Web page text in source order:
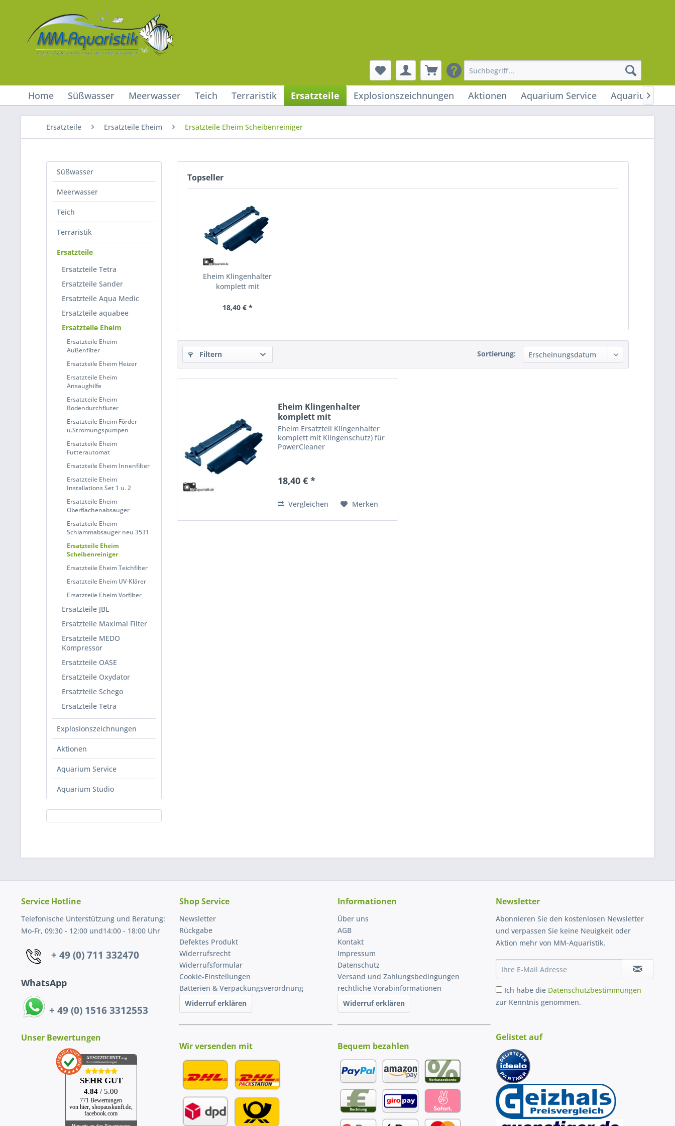
Home Süßwasser Meerwasser Teich Terraristik Ersatzteile Explosionszeichnungen Aktionen Aquarium Service Aquarium

Ersatzteile Ersatzteile Eheim Ersatzteile Eheim Scheibenreiniger
Süßwasser
Meerwasser
Teich
Terraristik
Ersatzteile
Ersatzteile Tetra
Ersatzteile Sander
Ersatzteile Aqua Medic
Ersatzteile aquabee
Ersatzteile Eheim
Ersatzteile Eheim
Außenfilter
Ersatzteile Eheim Heizer
Ersatzteile Eheim
Ansaughilfe
Ersatzteile Eheim
Bodendurchfluter
Ersatzteile Eheim Förder
u.Strömungspumpen
Ersatzteile Eheim
Futterautomat
Ersatzteile Eheim Innenfilter
Ersatzteile Eheim
Installations Set 1 u. 2
Ersatzteile Eheim
Oberflächenabsauger
Ersatzteile Eheim
Schlammabsauger neu 3531
Ersatzteile Eheim
Scheibenreiniger
Ersatzteile Eheim Teichfilter
Ersatzteile Eheim UV-Klärer
Ersatzteile Eheim Vorfilter
Ersatzteile JBL
Ersatzteile Maximal Filter
Ersatzteile MEDO
Kompressor
Ersatzteile OASE
Ersatzteile Oxydator
Ersatzteile Schego
Ersatzteile Tetra
Explosionszeichnungen
Aktionen
Aquarium Service
Aquarium Studio
Topseller
Eheim Klingenhalter
komplett mit
18,40 € *
Filtern Sortierung:
Eheim Klingenhalter
komplett mit
Klingenschutz...
Eheim Ersatzteil Klingenhalter
komplett mit Klingenschutz) für
PowerCleaner
18,40 € *
Vergleichen Merken
Service Hotline
Telefonische Unterstützung und Beratung:
Mo-Fr, 09:30 - 12:00 und14:00 - 18:00 Uhr
+ 49 (0) 711 332470
WhatsApp
+ 49 (0) 1516 3312553
Unser Bewertungen
AUSGEZEICHNET.org
Kundenbewertungen
SEHR GUT
4.84 / 5.00
771 Bewertungen
von hier, shopauskunft.de,
facebook.com
Shop Service
Newsletter
Rückgabe
Defektes Produkt
Widerrufsrecht
Widerrufsformular
Cookie-Einstellungen
Batterien & Verpackungsverordnung
Widerruf erklären
Wir versenden mit
Informationen
Über uns
AGB
Kontakt
Impressum
Datenschutz
Versand und Zahlungsbedingungen
rechtliche Vorabinformationen
Widerruf erklären
Bequem bezahlen
Newsletter
Abonnieren Sie den kostenlosen Newsletter
und verpassen Sie keine Neuigkeit oder
Aktion mehr von MM-Aquaristik.
Ich habe die Datenschutzbestimmungen
zur Kenntnis genommen.
Gelistet auf